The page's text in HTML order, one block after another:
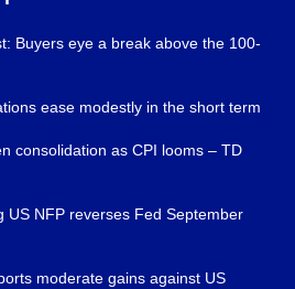
Buyers eye a break above the 100-
ease modestly in the short term
consolidation as CPI looms – TD
US NFP reverses Fed September
moderate gains against US